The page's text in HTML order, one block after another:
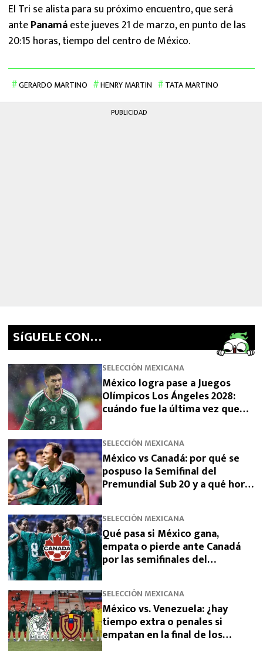
El Tri se alista para su próximo encuentro, que será
antePanamáeste jueves 21 de marzo, en punto de las
20:15 horas, tiempo del centro de México.
GERARDO MARTINO HENRY MARTIN TATA MARTINO
PUBLICIDAD
SíGUELE CON…
SELECCIÓN MEXICANA
México logra pase a Juegos
Olímpicos Los Ángeles 2028:
cuándo fue la última vez que
SELECCIÓN MEXICANA
México vs Canadá: por qué se
pospuso la Semifinal del
Premundial Sub 20 y a qué hora
SELECCIÓN MEXICANA
Qué pasa si México gana,
empata o pierde ante Canadá
por las semifinales del
SELECCIÓN MEXICANA
México vs. Venezuela: ¿hay
tiempo extra o penales si
empatan en la final de los